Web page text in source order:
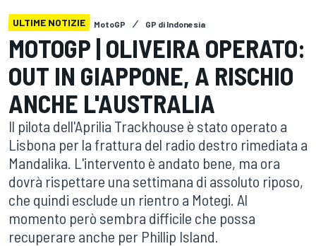
ULTIME NOTIZIE MotoGP GP di Indonesia
MOTOGP | OLIVEIRA OPERATO:
OUT IN GIAPPONE, A RISCHIO
ANCHE L'AUSTRALIA
Il pilota dell'Aprilia Trackhouse è stato operato a
Lisbona per la frattura del radio destro rimediata a
Mandalika. L'intervento è andato bene, ma ora
dovrà rispettare una settimana di assoluto riposo,
che quindi esclude un rientro a Motegi. Al
momento però sembra difficile che possa
recuperare anche per Phillip Island.